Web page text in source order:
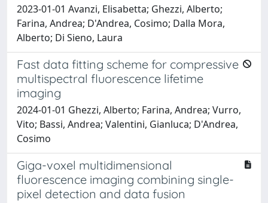
2023-01-01 Avanzi, Elisabetta; Ghezzi, Alberto;
Farina, Andrea; D'Andrea, Cosimo; Dalla Mora,
Alberto; Di Sieno, Laura
Fast data fitting scheme for compressive
multispectral fluorescence lifetime
imaging
2024-01-01 Ghezzi, Alberto; Farina, Andrea; Vurro,
Vito; Bassi, Andrea; Valentini, Gianluca; D'Andrea,
Cosimo
Giga-voxel multidimensional
fluorescence imaging combining single-
pixel detection and data fusion